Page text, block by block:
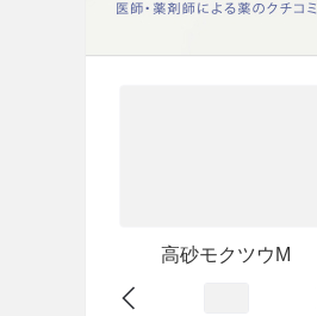
高砂モクツウM